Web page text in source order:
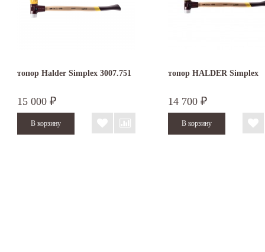
топор Halder Simplex 3007.751
15 000 ₽
топор HALDER Simplex
14 700 ₽